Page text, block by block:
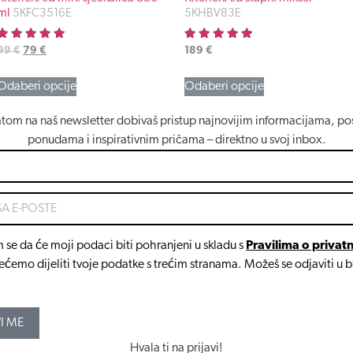
5KFC3516E
4.90
€ 79 €
opcije
5KHBV83E
Ocjenjeno
189 €
Odaberi opcije
na naš newsletter dobivaš pristup najnovijim informacijama,
ponudama i inspirativnim pričama – direktno u svoj inbox.
se da će moji podaci biti pohranjeni u skladu s Pravilima o
dijeliti tvoje podatke s trećim stranama. Možeš se odjaviti u
ME
Hvala ti na prijavi!